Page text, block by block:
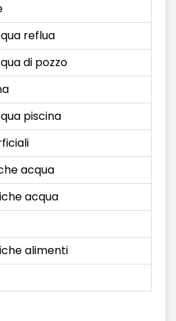
reflua
di pozzo
piscina
acqua
acqua
alimenti